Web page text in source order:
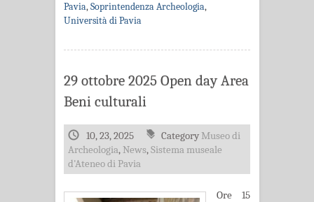
Pavia,Soprintendenza Archeologia,
Università di Pavia
29 ottobre 2025 Open day Area
Beni culturali
10, 23, 2025 Category Museo di
Archeologia, News,Sistema museale
d'Ateneo di Pavia
Ore 15